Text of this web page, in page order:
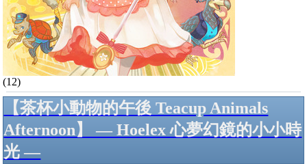
(12)
【茶杯小動物的午後 Teacup Animals
Afternoon】 — Hoelex 心夢幻鏡的小小時
光 —